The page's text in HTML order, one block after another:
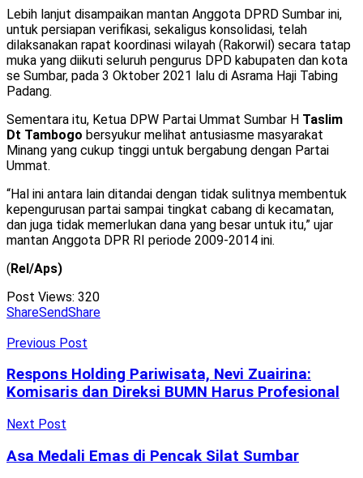
Lebih lanjut disampaikan mantan Anggota DPRD Sumbar ini,
untuk persiapan verifikasi, sekaligus konsolidasi, telah
dilaksanakan rapat koordinasi wilayah (Rakorwil) secara tatap
muka yang diikuti seluruh pengurus DPD kabupaten dan kota
se Sumbar, pada 3 Oktober 2021 lalu di Asrama Haji Tabing
Padang.
Sementara itu, Ketua DPW Partai Ummat Sumbar H Taslim
Dt Tambogo bersyukur melihat antusiasme masyarakat
Minang yang cukup tinggi untuk bergabung dengan Partai
Ummat.
“Hal ini antara lain ditandai dengan tidak sulitnya membentuk
kepengurusan partai sampai tingkat cabang di kecamatan,
dan juga tidak memerlukan dana yang besar untuk itu,” ujar
mantan Anggota DPR RI periode 2009-2014 ini.
(Rel/Aps)
Post Views: 320
ShareSendShare
Previous Post
Respons Holding Pariwisata, Nevi Zuairina:
Komisaris dan Direksi BUMN Harus Profesional
Next Post
Asa Medali Emas di Pencak Silat Sumbar